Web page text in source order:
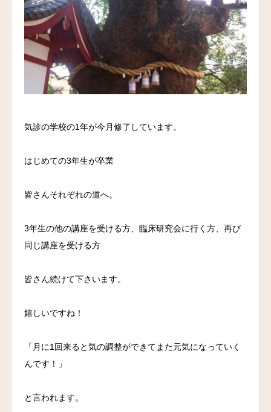
気診の学校の1年が今月修了しています。
はじめての3年生が卒業
皆さんそれぞれの道へ。
3年生の他の講座を受ける方、臨床研究会に行く方、再び
同じ講座を受ける方
皆さん続けて下さいます。
嬉しいですね！
「月に1回来ると気の調整ができてまた元気になっていく
んです！」
と言われます。
リンク
気診の学校